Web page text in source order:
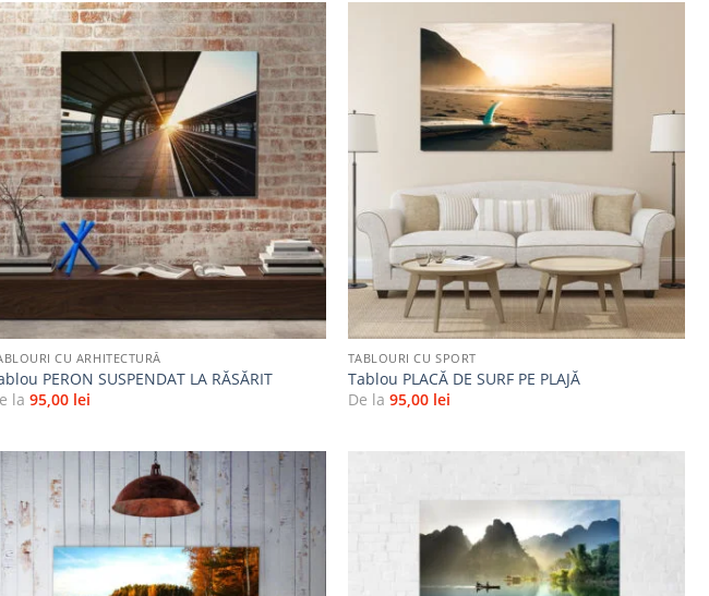
Adaugă
la
favorite
CU ARHITECTURĂ
PERON SUSPENDAT LA RĂSĂRIT
la95,00 lei
TABLOURI CU SPORT
Tablou PLACĂ DE SURF PE PLAJĂ
De la 95,00 lei
Adaugă
favorite